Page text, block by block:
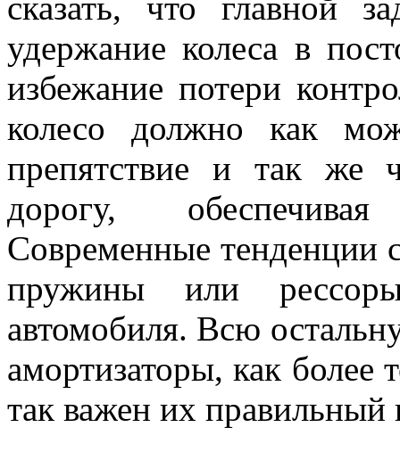
сказать, что главной
удержание колеса в
избежание потери
колесо должно как
препятствие и так же
дорогу,
Современные тенденции
пружины или
автомобиля. Всю
амортизаторы, как
так важен их правильный